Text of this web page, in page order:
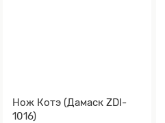
Нож Котэ (Дамаск ZDI-
1016)